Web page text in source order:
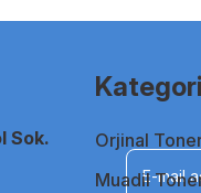
almak istiyorsanız,
ve stabil performansı
hizmet
kapınıza
Sok.
Orjinal
Muadil